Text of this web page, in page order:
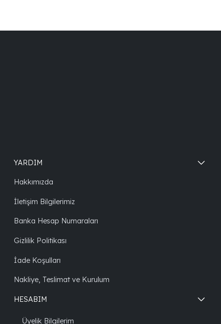
YARDIM
Hakkımızda
İletişim Bilgilerimiz
Banka Hesap Numaraları
Gizlilik Politikası
İade Koşulları
Nakliye, Teslimat ve Kurulum
HESABIM
Üyelik Bilgilerim